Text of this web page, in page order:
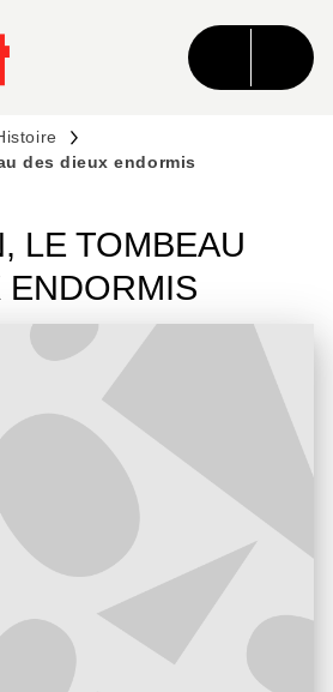
CONTENU
des dieux endormis
LE TOMBEAU
ENDORMIS